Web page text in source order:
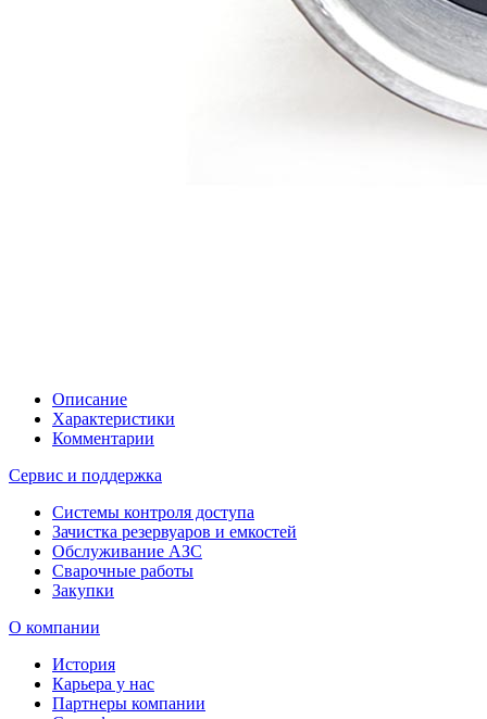
Описание
Характеристики
Комментарии
Сервис и поддержка
Системы контроля доступа
Зачистка резервуаров и емкостей
Обслуживание АЗС
Сварочные работы
Закупки
О компании
История
Карьера у нас
Партнеры компании